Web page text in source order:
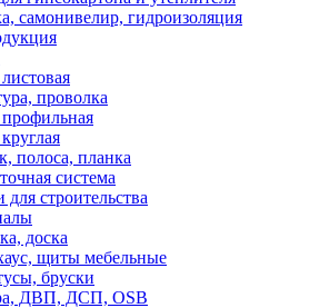
самонивелир, гидроизоляция
проволка
полоса, планка
система
для строительства
доска
щиты мебельные
бруски
ДВП, ДСП, OSB